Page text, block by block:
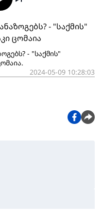
- "საქმის"
ცომაია
- "საქმის"
2024-05-09 10:28:03